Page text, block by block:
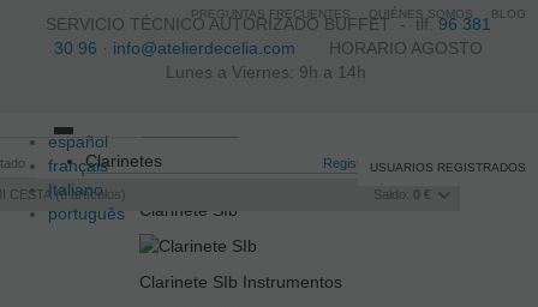
SERVICIO TÉCNICO AUTORIZADO BUFFET -tlf.96 381
30 96 · info@atelierdecelia.com HORARIO AGOSTO
Lunes a Viernes: 9h a 14h
español
français
Italiano
português
Registro /Iniciar sesión
CESTA 0artículos Saldo: 0 €
USUARIOS REGISTRADOS
Toggle
navigation
Clarinetes
Clarinete SIb
Clarinete SIb Instrumentos
PREGUNTAS FRECUENTES QUIÉNES SOMOS BLOG